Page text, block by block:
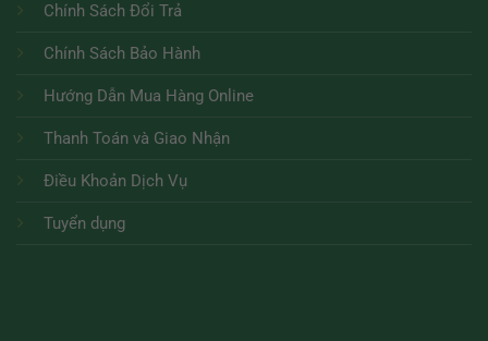
Chính Sách Đổi Trả
Chính Sách Bảo Hành
Hướng Dẫn Mua Hàng Online
Thanh Toán và Giao Nhận
Điều Khoản Dịch Vụ
Tuyển dụng